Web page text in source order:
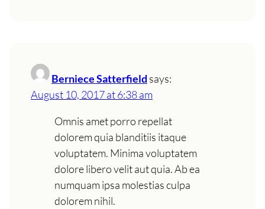
Berniece Satterfield says:
August 10, 2017 at 6:38 am
Omnis amet porro repellat
dolorem quia blanditiis itaque
voluptatem. Minima voluptatem
dolore libero velit aut quia. Ab ea
numquam ipsa molestias culpa
dolorem nihil.